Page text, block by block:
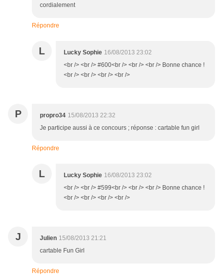
cordialement
Répondre
L Lucky Sophie 16/08/2013 23:02
<br /> <br /> #600<br /> <br /> <br /> Bonne chance !
<br /> <br /> <br /> <br />
P propro34 15/08/2013 22:32
Je participe aussi à ce concours ; réponse : cartable fun girl
Répondre
L Lucky Sophie 16/08/2013 23:02
<br /> <br /> #599<br /> <br /> <br /> Bonne chance !
<br /> <br /> <br /> <br />
J Julien 15/08/2013 21:21
cartable Fun Girl
Répondre